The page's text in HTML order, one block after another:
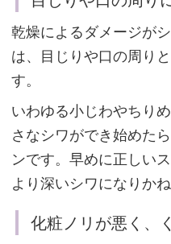
り
に
シ
が
目
つ
乾燥によるダメージが
は、目じりや口の周り
す。
いわゆる小じわやちり
さなシワができ始めた
ンです。早めに正しい
より深いシワになりかね
化粧ノリが悪く、